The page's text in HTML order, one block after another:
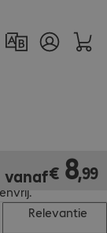
vanaf€ 8,99
€ 8,99
Relevantie